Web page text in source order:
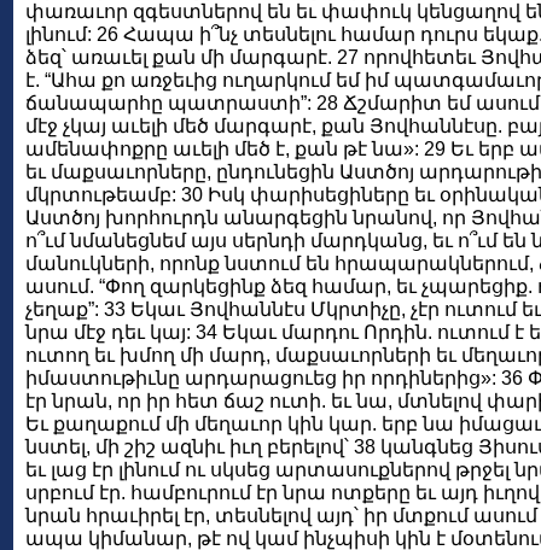
փառաւոր զգեստներով են եւ փափուկ կենցաղով
լինում: 26 Հապա ի՞նչ տեսնելու համար դուրս
ձեզ՝ առաւել քան մի մարգարէ. 27 որովհետեւ
է. “Ահա քո առջեւից ուղարկում եմ իմ
ճանապարհը պատրաստի”: 28 Ճշմարիտ եմ ասում
մէջ չկայ աւելի մեծ մարգարէ, քան Յովհաննէսը.
ամենափոքրը աւելի մեծ է, քան թէ նա»: 29 Եւ երբ
եւ մաքսաւորները, ընդունեցին Աստծոյ
մկրտութեամբ: 30 Իսկ փարիսեցիները եւ
Աստծոյ խորհուրդն անարգեցին նրանով, որ
ո՞ւմ նմանեցնեմ այս սերնդի մարդկանց, եւ ո՞ւմ
մանուկների, որոնք նստում են հրապարակներում,
ասում. “Փող զարկեցինք ձեզ համար, եւ չպարեցիք.
չեղաք”: 33 Եկաւ Յովհաննէս Մկրտիչը, չէր ուտում
նրա մէջ դեւ կայ: 34 Եկաւ մարդու Որդին. ուտում է
ուտող եւ խմող մի մարդ, մաքսաւորների եւ
իմաստութիւնը արդարացուեց իր որդիներից»: 36
էր նրան, որ իր հետ ճաշ ուտի. եւ նա, մտնելով
Եւ քաղաքում մի մեղաւոր կին կար. երբ նա
նստել, մի շիշ ազնիւ իւղ բերելով՝ 38 կանգնեց
եւ լաց էր լինում ու սկսեց արտասուքներով թրջել
սրբում էր. համբուրում էր նրա ոտքերը եւ այդ
նրան հրաւիրել էր, տեսնելով այդ՝ իր մտքում
ապա կիմանար, թէ ով կամ ինչպիսի կին է